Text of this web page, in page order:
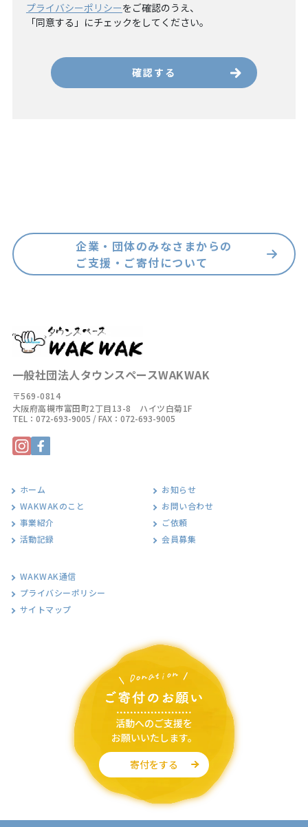
プライバシーポリシーをご確認のうえ、
「同意する」にチェックをしてください。
確認する
企業・団体のみなさまからの
ご支援・ご寄付について
一般社団法人タウンスペースWAKWAK
〒569-0814
大阪府高槻市富田町2丁目13-8 ハイツ白菊1F
TEL： 072-693-9005 / FAX：072-693-9005
ホーム
WAKWAKのこと
事業紹介
活動記録
お知らせ
お問い合わせ
ご依頼
会員募集
WAKWAK通信
プライバシーポリシー
サイトマップ
活動へのご支援を
お願いいたします。
寄付をする